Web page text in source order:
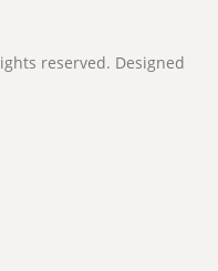
reserved. Designed